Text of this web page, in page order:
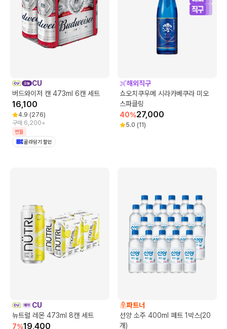
CU
버드와이저 캔 473ml 6캔 세트
16,100
4.9 (276)
구매 6,200+
번들
골라담기 할인
해외직구
쇼오치쿠우메 시라카베쿠라 미오
스파클링
40%27,000
5.0 (11)
CU
뉴트럴 레몬 473ml 8캔 세트
7%19,400
파트너
선양 소주 400ml 페트 1박스(20
개)